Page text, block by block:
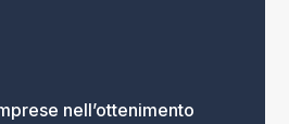
nell’ottenimento